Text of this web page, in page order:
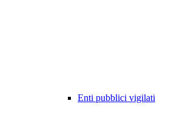
Enti pubblici vigilati